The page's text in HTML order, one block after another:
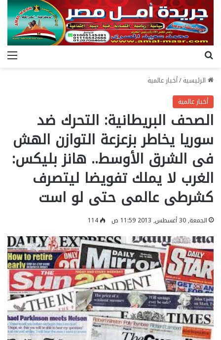
الرئيسية/أخبار عالمية
أخبار عالمية
الصحف البريطانية: التحرك ضد
سوريا يخاطر بزعزعة التوازن الهش
فى الشرق الأوسط.. هانز بليكس:
الغرب لا يملك تفويضا ليتصرف
كشرطى عالمى حتى لو است
الجمعة, 30 أغسطس, 2013 11:59 ص 114